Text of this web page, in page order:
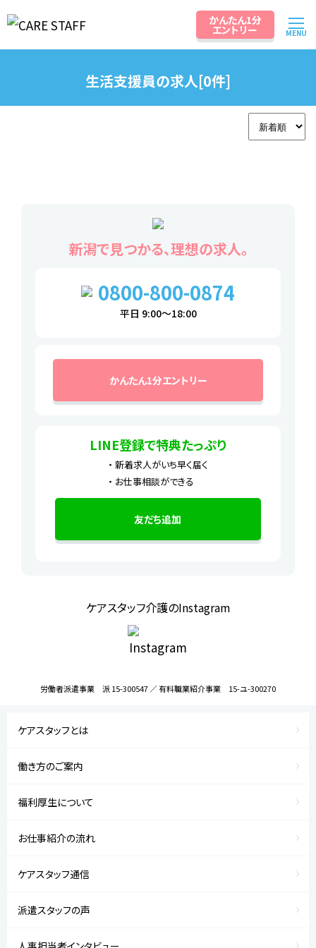
かんたん1分
エントリー MENU
生活支援員の求人[0件]
新潟で見つかる、理想の求人。
0800-800-0874
平日 9:00～18:00
かんたん1分エントリー
LINE登録で特典たっぷり
新着求人がいち早く届く
お仕事相談ができる
友だち追加
ケアスタッフ介護のInstagram
労働者派遣事業 派 15-300547 ／ 有料職業紹介事業 15-ユ-300270
ケアスタッフとは
働き方のご案内
福利厚生について
お仕事紹介の流れ
ケアスタッフ通信
派遣スタッフの声